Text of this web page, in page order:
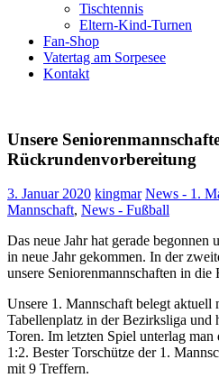
Tischtennis
Eltern-Kind-Turnen
Fan-Shop
Vatertag am Sorpesee
Kontakt
Unsere
Rückrundenvorbereitung
3. Januar 2020 kingmar News - 1.
Mannschaft, News - Fußball
Das neue Jahr hat gerade
in neue Jahr gekommen. In der
unsere Seniorenmannschaften in
Unsere 1. Mannschaft belegt aktuell
Tabellenplatz in der Bezirksliga und
Toren. Im letzten Spiel unterlag
1:2. Bester Torschütze der 1.
mit 9 Treffern.